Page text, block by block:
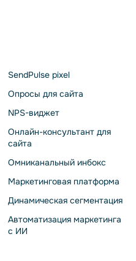
SendPulse pixel
Опросы для сайта
NPS-виджет
Онлайн-консультант для
сайта
Омниканальный инбокс
Маркетинговая платформа
Динамическая сегментация
Автоматизация маркетинга
с ИИ